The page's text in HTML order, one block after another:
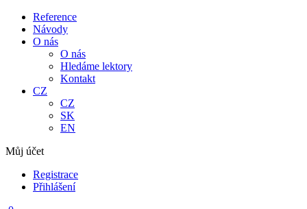
Reference
Návody
O nás
O nás
Hledáme lektory
Kontakt
CZ
CZ
SK
EN
Můj účet
Registrace
Přihlášení